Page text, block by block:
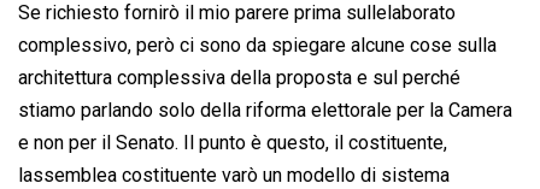
Se richiesto fornirò il mio parere prima sullelaborato
complessivo, però ci sono da spiegare alcune cose sulla
architettura complessiva della proposta e sul perché
stiamo parlando solo della riforma elettorale per la Camera
e non per il Senato. Il punto è questo, il costituente,
lassemblea costituente varò un modello di sistema